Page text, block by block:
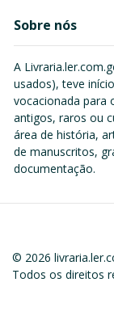
Sobre nós
A
usados), teve
vocacionada para
antigos, raros ou
área de história,
de manuscritos,
documentação.
© 2026
Todos os direitos